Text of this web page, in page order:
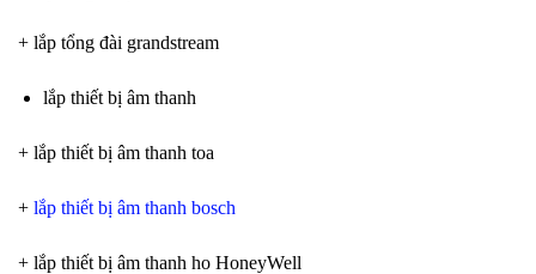
+ lắp tổng đài grandstream
lắp thiết bị âm thanh
+ lắp thiết bị âm thanh toa
+ lắp thiết bị âm thanh bosch
+ lắp thiết bị âm thanh ho HoneyWell